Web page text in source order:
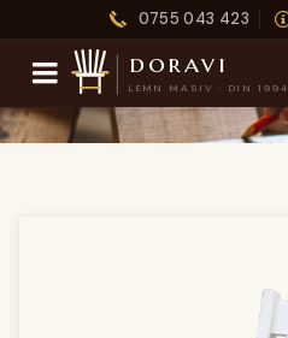
0755 043 423
doravi
LEMN MASIV · DIN 1994